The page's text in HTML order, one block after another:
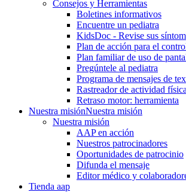
Consejos y Herramientas
Boletines informativos
Encuentre un pediatra
KidsDoc - Revise sus
Plan de acción para el
Plan familiar de uso de
Pregúntele al pediatra
Programa de mensajes de
Rastre​​ador de activida​d física
Retraso motor: herramienta
Nuestra misiónNuestra misión
Nuestra misión
AAP en acción
Nuestros patrocinadores
Oportunidades de patrocinio
Difunda el mensaje
Editor médico y
Tienda aap